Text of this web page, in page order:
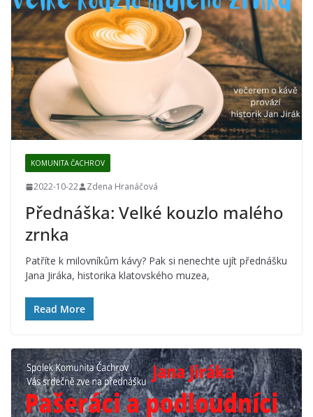
KOMUNITA ČACHROV
2022-10-22 Zdena Hranáčová
Přednáška: Velké kouzlo malého
zrnka
Patříte k milovníkům kávy? Pak si nenechte ujít přednášku
Jana Jiráka, historika klatovského muzea,
Read More